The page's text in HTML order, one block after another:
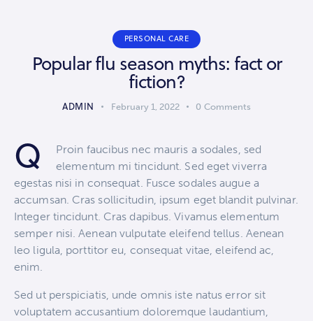
PERSONAL CARE
Popular flu season myths: fact or
fiction?
ADMIN February 1, 2022 0 Comments
Q
Proin faucibus nec mauris a sodales, sed
elementum mi tincidunt. Sed eget viverra
egestas nisi in consequat. Fusce sodales augue a
accumsan. Cras sollicitudin, ipsum eget blandit pulvinar.
Integer tincidunt. Cras dapibus. Vivamus elementum
semper nisi. Aenean vulputate eleifend tellus. Aenean
leo ligula, porttitor eu, consequat vitae, eleifend ac,
enim.
Sed ut perspiciatis, unde omnis iste natus error sit
voluptatem accusantium doloremque laudantium,